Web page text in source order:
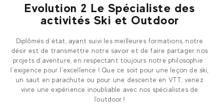
Evolution 2 Le Spécialiste des
activités Ski et Outdoor
Diplômés d’état, ayant suivi les meilleures formations, notre
désir est de transmettre notre savoir et de faire partager nos
projets d’aventure, en respectant toujours notre philosophie :
l’exigence pour l’excellence ! Que ce soit pour une leçon de ski,
un saut en parachute ou pour une descente en VTT, venez
vivre une expérience inoubliable avec nos spécialistes de
l'outdoor !